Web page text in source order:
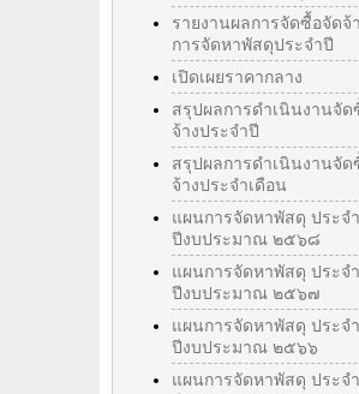
รายงานผลการจัดซื้อจัดจ้
การจัดหาพัสดุประจําปี
เปิดเผยราคากลาง
สรุปผลการดำเนินงานจัด
จ้างประจำปี
สรุปผลการดำเนินงานจัด
จ้างประจำเดือน
แผนการจัดหาพัสดุ ประจำ
ปีงบประมาณ ๒๕๖๘
แผนการจัดหาพัสดุ ประจำ
ปีงบประมาณ ๒๕๖๗
แผนการจัดหาพัสดุ ประจำ
ปีงบประมาณ ๒๕๖๖
แผนการจัดหาพัสดุ ประจำ